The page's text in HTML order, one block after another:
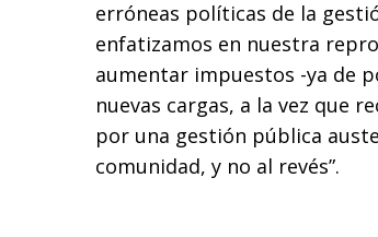
erróneas políticas de la
enfatizamos en nuestra
aumentar impuestos -ya de
nuevas cargas, a la vez que
por una gestión pública
comunidad, y no al revés”.